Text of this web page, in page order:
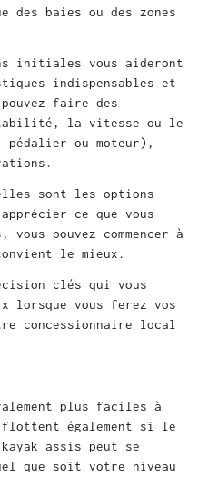
des baies ou des zones
initiales vous aideront
indispensables et
faire des
la vitesse ou le
pédalier ou moteur),
sont les options
ce que vous
pouvez commencer à
le mieux.
clés qui vous
lorsque vous ferez vos
concessionnaire local
plus faciles à
également si le
assis peut se
que soit votre niveau